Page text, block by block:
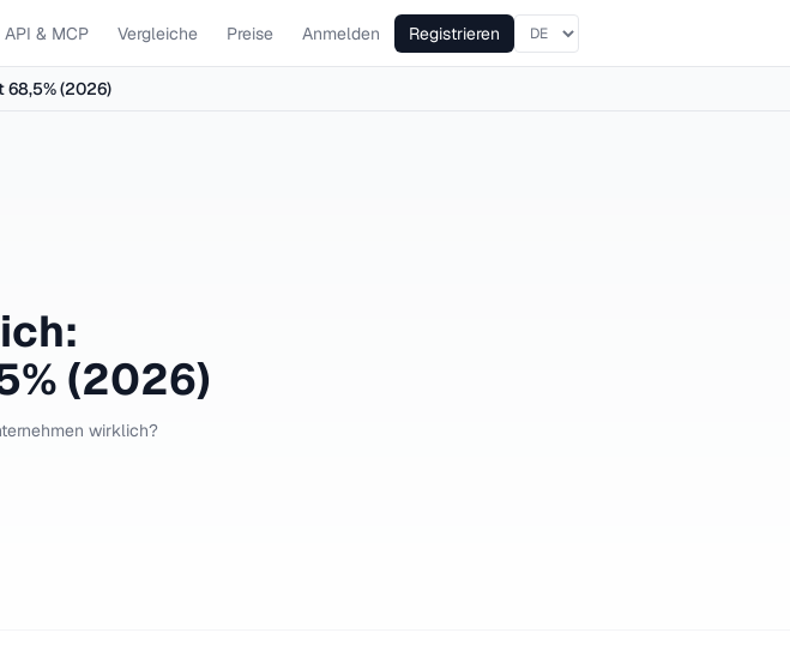
API & MCP Vergleiche Preise Anmelden Registrieren
(2026)
(2026)
wirklich?